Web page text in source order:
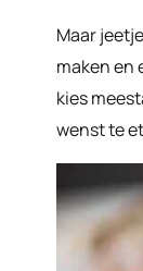
Maar
maken en
kies
wenst te